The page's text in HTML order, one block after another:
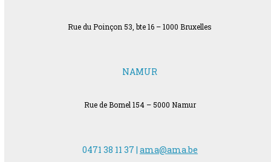
Rue du Poinçon 53, bte 16 – 1000 Bruxelles
NAMUR
Rue de Bomel 154 – 5000 Namur
0471 38 11 37 | ama@ama.be